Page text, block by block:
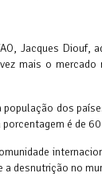
Jacques Diouf,
mais o
dos
é de
a desnutrição no